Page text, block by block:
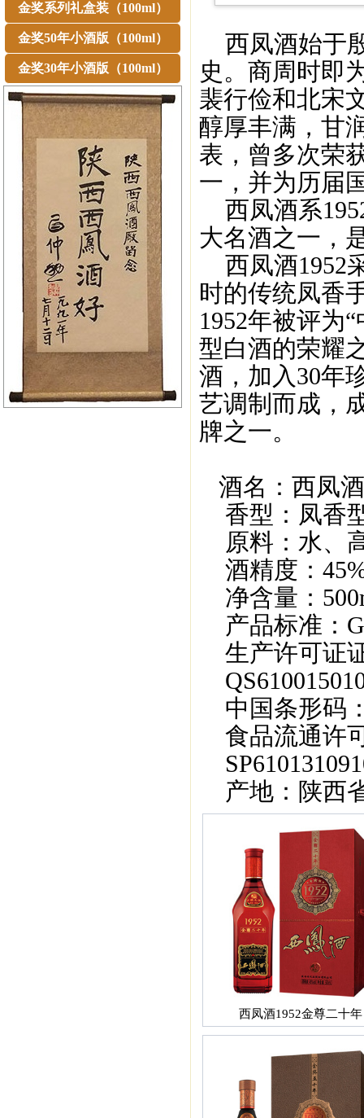
金奖系列礼盒装（100ml）
金奖50年小酒版（100ml）
金奖30年小酒版（100ml）
西凤酒始于
史。商周时即
裴行俭和北宋
醇厚丰满，甘
表，曾多次荣
一，并为历届
西凤酒系
大名酒之一，
西凤酒1952
时的传统凤香
1952年被评为
型白酒的荣耀
酒，加入30年
艺调制而成，
牌之一。
酒名：西凤
香型：凤香
原料：水、
酒精度：
净含量：
产品标准：
生产许可证
中国条形码
食品流通许
产地：陕西
西凤酒1952金尊二十年